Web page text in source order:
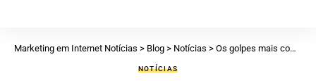
Marketing em Internet Notícias > Blog > Notícias > Os golpes mais comuns nas redes sociais evoluem e exigem novos cuidados dos usuários, confira mais com o Sindnapi – Sindicato Nacional dos Aposentados, Pensionistas e Idosos
NOTÍCIAS